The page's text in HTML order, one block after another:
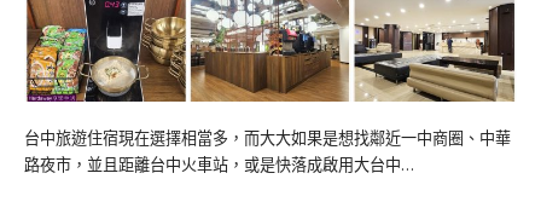
台中旅遊住宿現在選擇相當多，而大大如果是想找鄰近一中商圈、中華
路夜市，並且距離台中火車站，或是快落成啟用大台中…